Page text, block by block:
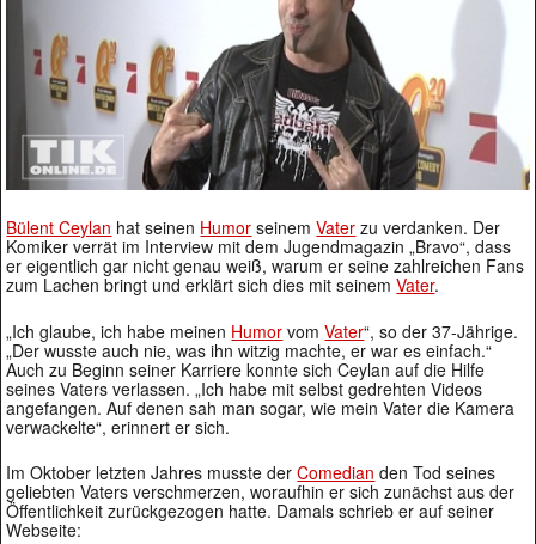
Bülent Ceylan hat seinen Humor seinemVater zu verdanken. Der
Komiker verrät im Interview mit dem Jugendmagazin „Bravo“, dass
er eigentlich gar nicht genau weiß, warum er seine zahlreichen Fans
zum Lachen bringt und erklärt sich dies mit seinemVater.
„Ich glaube, ich habe meinen Humor vomVater“, so der 37-Jährige.
„Der wusste auch nie, was ihn witzig machte, er war es einfach.“
Auch zu Beginn seiner Karriere konnte sich Ceylan auf die Hilfe
seines Vaters verlassen. „Ich habe mit selbst gedrehten Videos
angefangen. Auf denen sah man sogar, wie mein Vater die Kamera
verwackelte“, erinnert er sich.
Im Oktober letzten Jahres musste derComedian den Tod seines
geliebten Vaters verschmerzen, woraufhin er sich zunächst aus der
Öffentlichkeit zurückgezogen hatte. Damals schrieb er auf seiner
Webseite: